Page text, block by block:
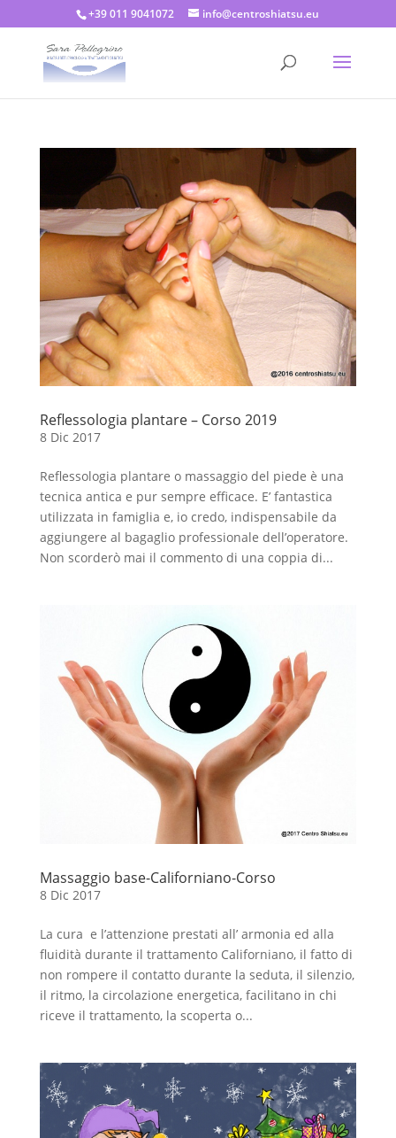
+39 011 9041072 info@centroshiatsu.eu
Reflessologia plantare – Corso 2019
8 Dic 2017
Reflessologia plantare o massaggio del piede è una
tecnica antica e pur sempre efficace. E’ fantastica
utilizzata in famiglia e, io credo, indispensabile da
aggiungere al bagaglio professionale dell’operatore.
Non scorderò mai il commento di una coppia di...
Massaggio base-Californiano-Corso
8 Dic 2017
La cura e l’attenzione prestati all’ armonia ed alla
fluidità durante il trattamento Californiano, il fatto di
non rompere il contatto durante la seduta, il silenzio,
il ritmo, la circolazione energetica, facilitano in chi
riceve il trattamento, la scoperta o...